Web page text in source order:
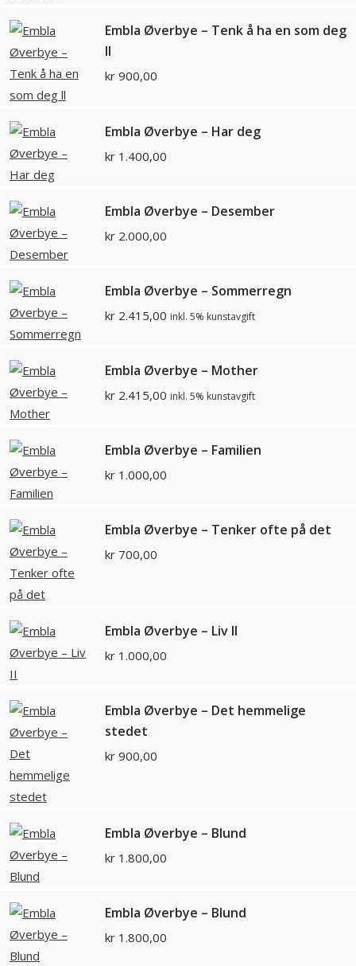
Embla Øverbye – Tenk å ha en som deg
ll
kr 900,00
Embla Øverbye – Har deg
kr 1.400,00
Embla Øverbye – Desember
kr 2.000,00
Embla Øverbye – Sommerregn
kr 2.415,00 inkl. 5% kunstavgift
Embla Øverbye – Mother
kr 2.415,00 inkl. 5% kunstavgift
Embla Øverbye – Familien
kr 1.000,00
Embla Øverbye – Tenker ofte på det
kr 700,00
Embla Øverbye – Liv II
kr 1.000,00
Embla Øverbye – Det hemmelige
stedet
kr 900,00
Embla Øverbye – Blund
kr 1.800,00
Embla Øverbye – Blund
kr 1.800,00